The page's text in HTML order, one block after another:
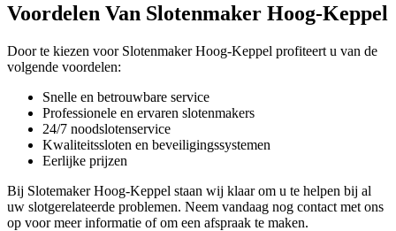
Voordelen Van Slotenmaker Hoog-Keppel
Door te kiezen voor Slotenmaker Hoog-Keppel profiteert u van de
volgende voordelen:
Snelle en betrouwbare service
Professionele en ervaren slotenmakers
24/7 noodslotenservice
Kwaliteitssloten en beveiligingssystemen
Eerlijke prijzen
Bij Slotemaker Hoog-Keppel staan wij klaar om u te helpen bij al
uw slotgerelateerde problemen. Neem vandaag nog contact met ons
op voor meer informatie of om een afspraak te maken.